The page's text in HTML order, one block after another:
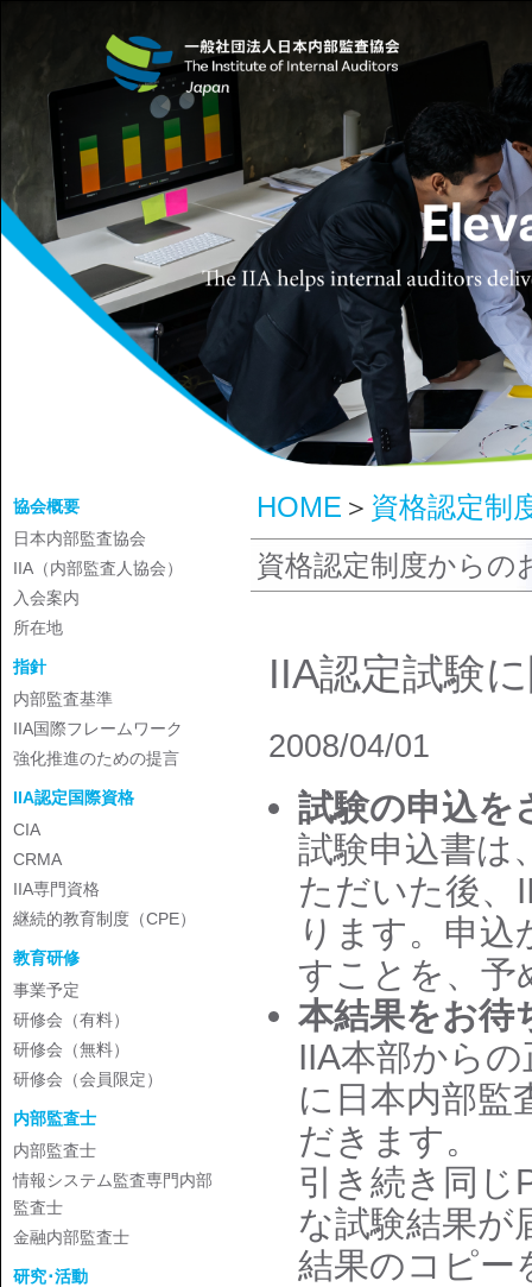
協会概要
日本内部監査協会
IIA（内部監査人協会）
入会案内
所在地
指針
内部監査基準
IIA国際フレームワーク
強化推進のための提言
IIA認定国際資格
CIA
CRMA
IIA専門資格
継続的教育制度（CPE）
教育研修
事業予定
研修会（有料）
研修会（無料）
研修会（会員限定）
内部監査士
内部監査士
情報システム監査専門内部
監査士
金融内部監査士
研究･活動
HOME ＞ 資格認定制
資格認定制度からの
IIA認定試験
2008/04/01
試験の申込を
試験申込書は
ただいた後、
ります。申
すことを、予
本結果をお待
IIA本部から
に日本内部監
だきます。
引き続き同じ
な試験結果が
結果のコピー